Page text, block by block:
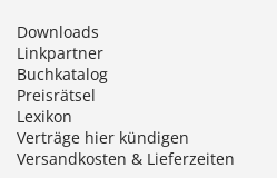
Downloads
Linkpartner
Buchkatalog
Preisrätsel
Lexikon
Verträge hier kündigen
Versandkosten & Lieferzeiten